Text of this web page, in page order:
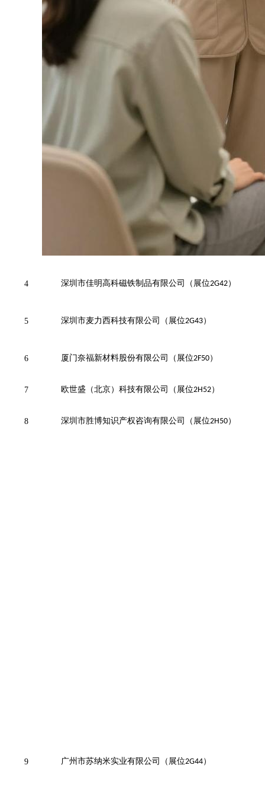
4 深圳市佳明高科磁铁制品有限公司（展位2G42）
5 深圳市麦力西科技有限公司（展位2G43）
6 厦门奈福新材料股份有限公司（展位2F50）
7 欧世盛（北京）科技有限公司（展位2H52）
8 深圳市胜博知识产权咨询有限公司（展位2H50）
9 广州市苏纳米实业有限公司（展位2G44）